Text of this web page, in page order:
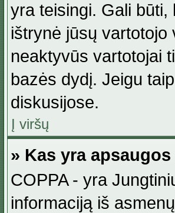
yra teisingi. Gali
ištrynė jūsų vartotojo
neaktyvūs vartotojai
bazės dydį. Jeigu
diskusijose.
Į viršų
» Kas yra
COPPA - yra
informaciją iš